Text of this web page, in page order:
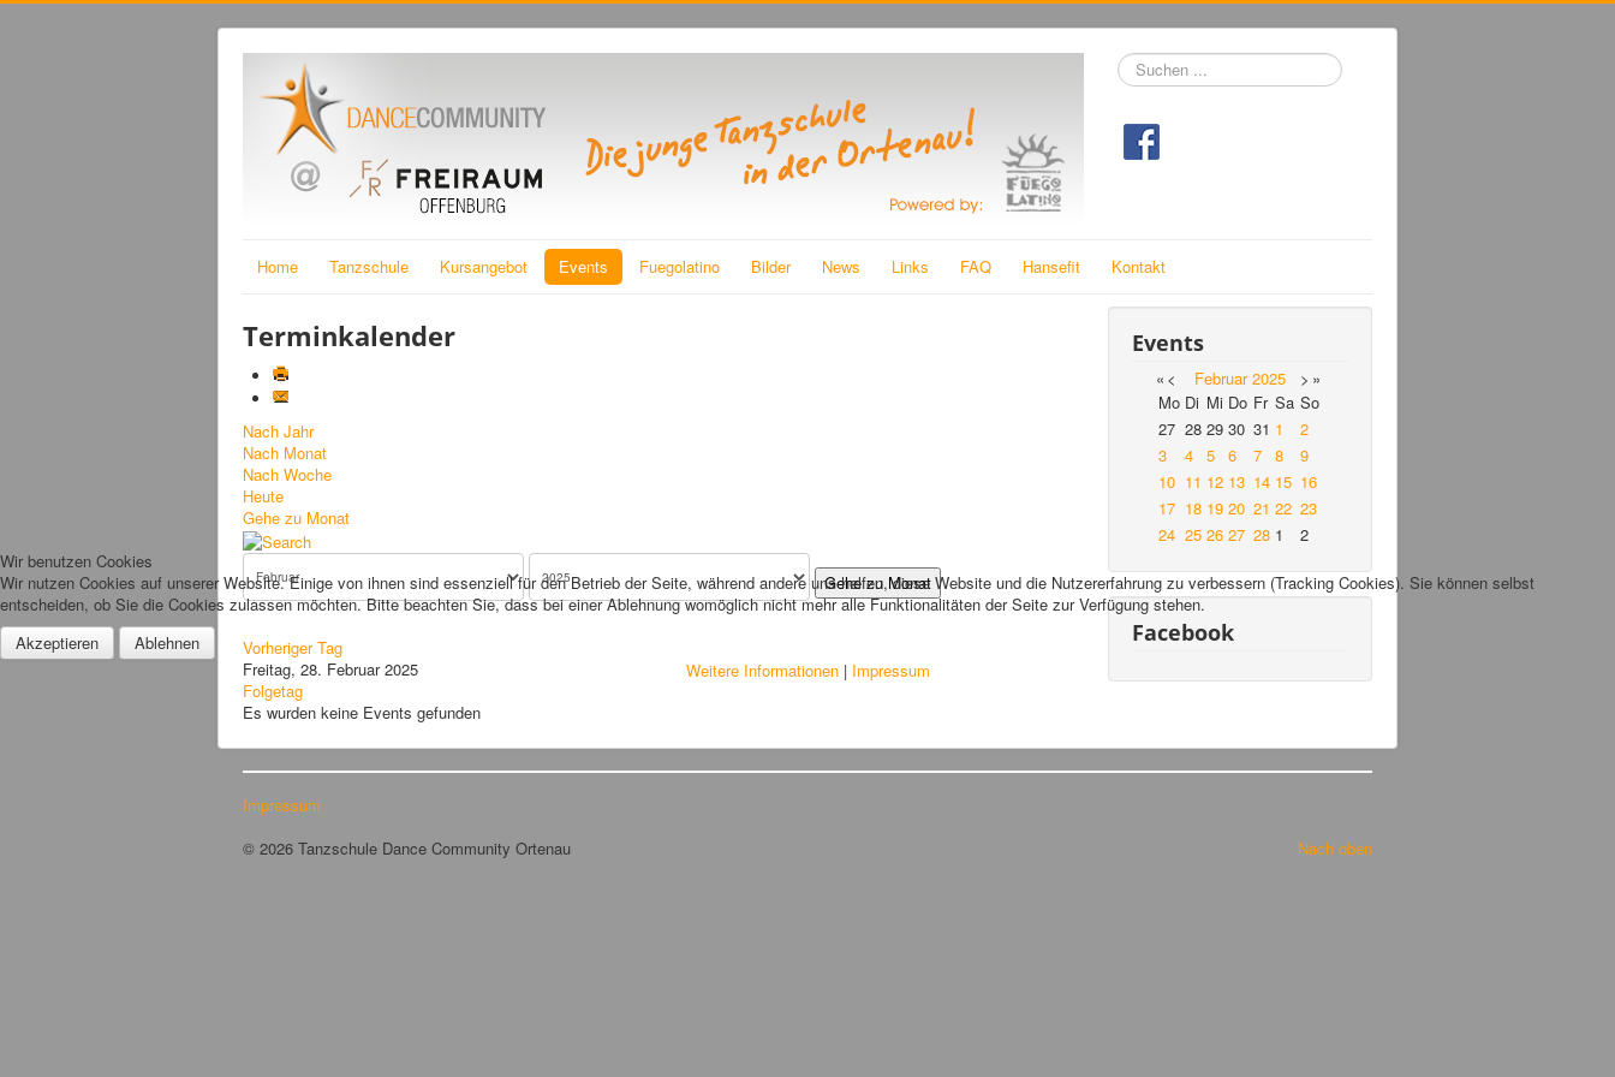
Suchen
...
Home Tanzschule Kursangebot Events Fuegolatino Bilder News Links FAQ Hansefit Kontakt
Terminkalender
Nach Jahr
Nach Monat
Nach Woche
Heute
Gehe zu Monat
Gehe zu Monat
Vorheriger Tag
Freitag, 28. Februar 2025
Folgetag
Es wurden keine Events gefunden
Events
« < Februar 2025 > »
Mo Di Mi Do Fr Sa So
27 28 29 30 31 1
2
3
4 5 6 7 8
9
10 11 12 13 14 15 16
17 18 19 20 21 22 23
24 25 26 27 28 1 2
Facebook
Impressum
Nach oben
© 2026 Tanzschule Dance Community Ortenau
Wir benutzen Cookies
Wir nutzen Cookies auf unserer Website. Einige von ihnen sind essenziell für den Betrieb der Seite, während andere uns helfen, diese Website und die Nutzererfahrung zu verbessern (Tracking Cookies). Sie können selbst
entscheiden, ob Sie die Cookies zulassen möchten. Bitte beachten Sie, dass bei einer Ablehnung womöglich nicht mehr alle Funktionalitäten der Seite zur Verfügung stehen.
Akzeptieren
Ablehnen
Weitere Informationen| Impressum